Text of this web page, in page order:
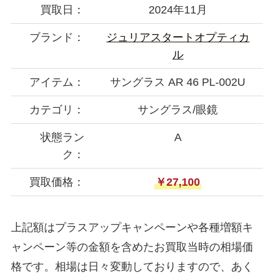
買取日： 2024年11月
ブランド：
ジュリアスタートオプティカ
ル
アイテム： サングラス AR 46 PL-002U
カテゴリ： サングラス/眼鏡
状態ラン
ク：
A
買取価格： ￥27,100
上記額はプラスアップキャンペーンや各種増額キ
ャンペーン等の金額を含めたお買取当時の相場価
格です。相場は日々変動しておりますので、あく